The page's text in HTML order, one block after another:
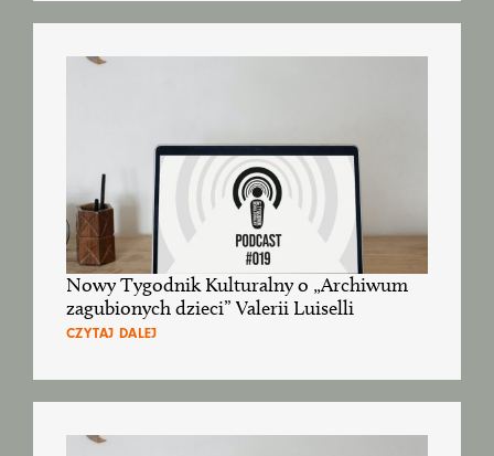
Nowy Tygodnik Kulturalny o „Archiwum
zagubionych dzieci” Valerii Luiselli
CZYTAJ DALEJ